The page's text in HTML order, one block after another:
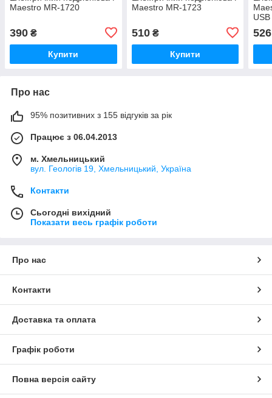
Maestro MR-1720
390 ₴
Купити
Maestro MR-1723
510₴
Купити
USB
526
Про нас
95% позитивних з 155 відгуків за рік
Працює з 06.04.2013
м. Хмельницький
вул. Геологів 19, Хмельницький, Україна
Контакти
Сьогодні вихідний
Показати весь графік роботи
Про нас
Контакти
Доставка та оплата
Графік роботи
Повна версія сайту